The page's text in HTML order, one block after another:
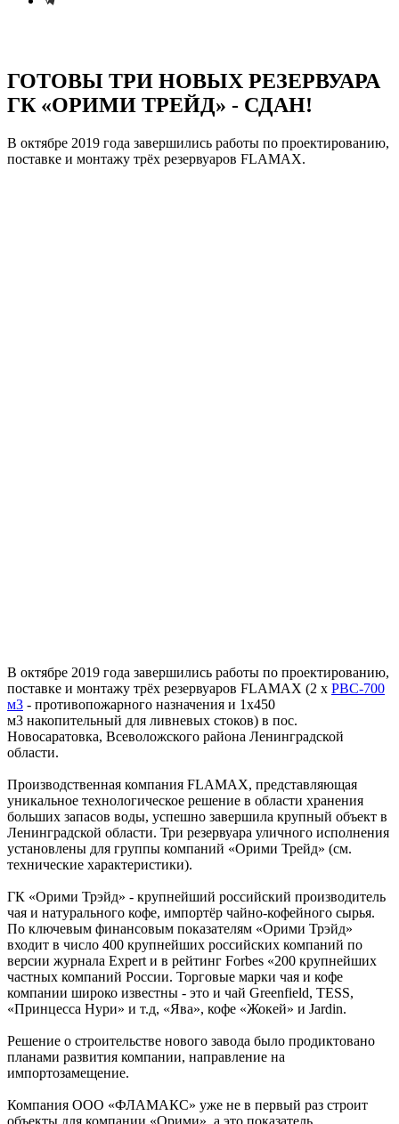
ГОТОВЫ ТРИ НОВЫХ РЕЗЕРВУАРА
ГК «ОРИМИ ТРЕЙД» - СДАН!
В октябре 2019 года завершились работы по проектированию,
поставке и монтажу трёх резервуаров FLAMAX.
В октябре 2019 года завершились работы по проектированию,
поставке и монтажу трёх резервуаров FLAMAX (2 х РВС-700
м3 - противопожарного назначения и 1х450
м3 накопительный для ливневых стоков) в пос.
Новосаратовка, Всеволожского района Ленинградской
области.
Производственная компания FLAMAX, представляющая
уникальное технологическое решение в области хранения
больших запасов воды, успешно завершила крупный объект в
Ленинградской области. Три резервуара уличного исполнения
установлены для группы компаний «Орими Трейд» (см.
технические характеристики).
ГК «Орими Трэйд» - крупнейший российский производитель
чая и натурального кофе, импортёр чайно-кофейного сырья.
По ключевым финансовым показателям «Орими Трэйд»
входит в число 400 крупнейших российских компаний по
версии журнала Expert и в рейтинг Forbes «200 крупнейших
частных компаний России. Торговые марки чая и кофе
компании широко известны - это и чай Greenfield, TESS,
«Принцесса Нури» и т.д, «Ява», кофе «Жокей» и Jardin.
Решение о строительстве нового завода было продиктовано
планами развития компании, направление на
импортозамещение.
Компания ООО «ФЛАМАКС» уже не в первый раз строит
объекты для компании «Орими», а это показатель